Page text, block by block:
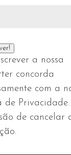
a nossa
concorda
com a
de Privacidade.
de cancelar